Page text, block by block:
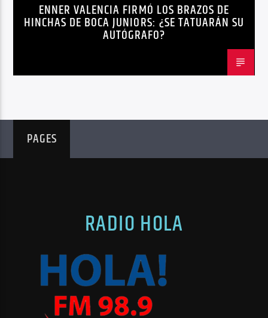
NOTICIASENNER VALENCIA FIRMÓ LOS BRAZOS DE
HINCHAS DE BOCA JUNIORS: ¿SE TATUARÁN SU
AUTÓGRAFO?
PAGES
RADIO HOLA